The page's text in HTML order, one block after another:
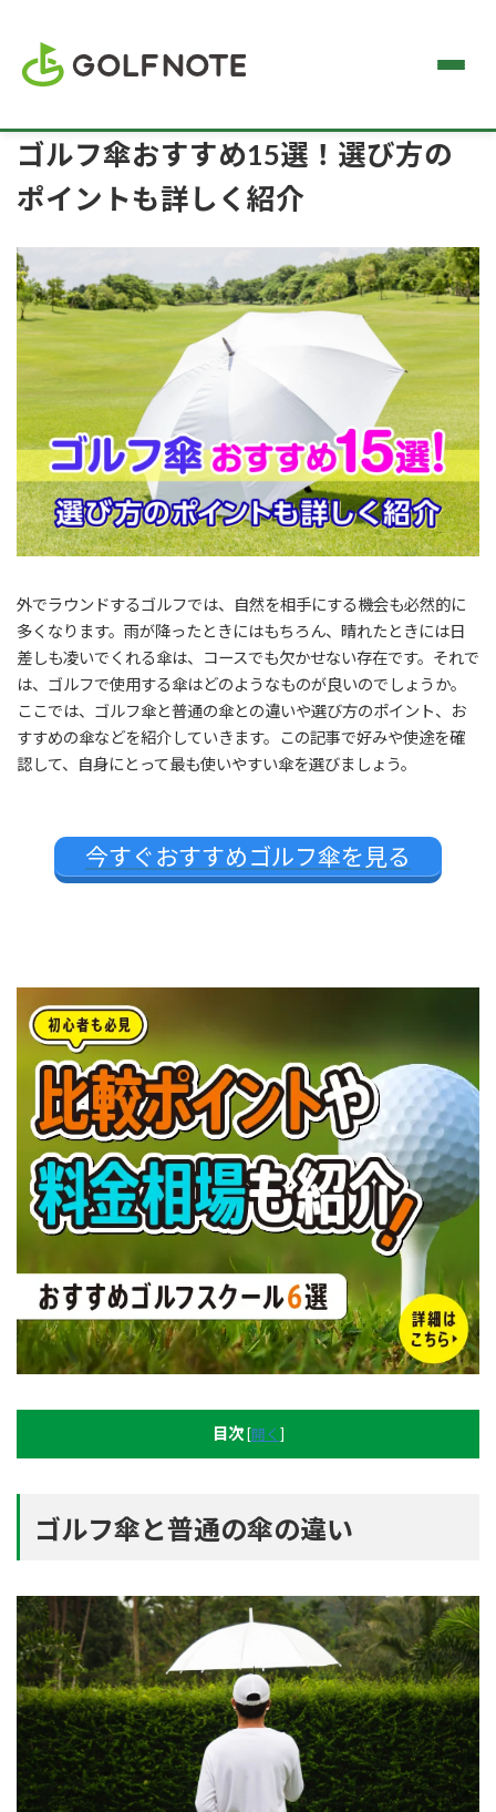
ゴルフ傘おすすめ15選！選び方の
ポイントも詳しく紹介
外でラウンドするゴルフでは、自然を相手にする機会も必然的に
多くなります。雨が降ったときにはもちろん、晴れたときには日
差しも凌いでくれる傘は、コースでも欠かせない存在です。それで
は、ゴルフで使用する傘はどのようなものが良いのでしょうか。
ここでは、ゴルフ傘と普通の傘との違いや選び方のポイント、お
すすめの傘などを紹介していきます。この記事で好みや使途を確
認して、自身にとって最も使いやすい傘を選びましょう。
今すぐおすすめゴルフ傘を見る
目次 [開く ]
ゴルフ傘と普通の傘の違い